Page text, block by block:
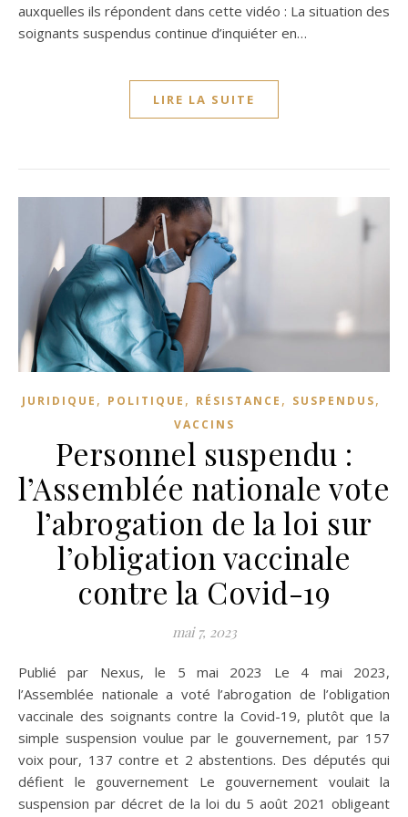
auxquelles ils répondent dans cette vidéo : La situation des
soignants suspendus continue d’inquiéter en…
LIRE LA SUITE
JURIDIQUE , POLITIQUE , RÉSISTANCE , SUSPENDUS,
VACCINS
Personnel suspendu :
l’Assemblée nationale vote
l’abrogation de la loi sur
l’obligation vaccinale
contre la Covid-19
mai 7, 2023
Publié par Nexus, le 5 mai 2023 Le 4 mai 2023,
l’Assemblée nationale a voté l’abrogation de l’obligation
vaccinale des soignants contre la Covid-19, plutôt que la
simple suspension voulue par le gouvernement, par 157
voix pour, 137 contre et 2 abstentions. Des députés qui
défient le gouvernement Le gouvernement voulait la
suspension par décret de la loi du 5 août 2021 obligeant